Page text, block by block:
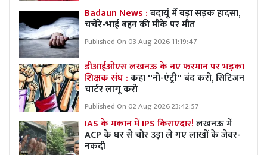
Badaun News :बदायूं में बड़ा सड़क हादसा,
चचेरे-भाई बहन की मौके पर मौत
Published On 03 Aug 2026 11:19:47
डीआईओएस लखनऊ के नए फरमान पर भड़का
शिक्षक संघ :कहा ''नो-एंट्री'' बंद करो, सिटिजन
चार्टर लागू करो
Published On 02 Aug 2026 23:42:57
IAS के मकान में IPS किराएदार!लखनऊ में
ACP के घर से चोर उड़ा ले गए लाखों के जेवर-
नकदी